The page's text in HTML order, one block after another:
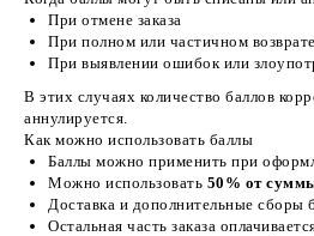
При отмене заказа
При полном или частичном
При выявлении ошибок или
В этих случаях количество баллов
аннулируется.
Как можно использовать баллы
Баллы можно применить при
Можно использовать 50% от
Доставка и дополнительные сборы
Остальная часть заказа